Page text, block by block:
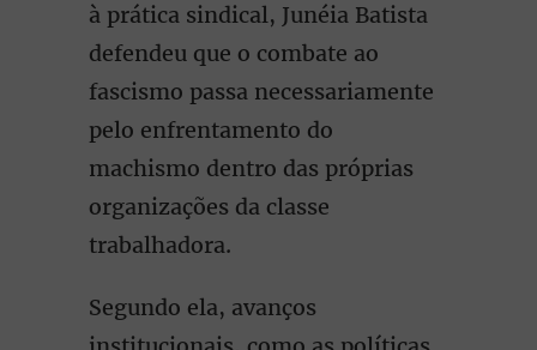
à prática sindical, Junéia Batista
defendeu que o combate ao
fascismo passa necessariamente
pelo enfrentamento do
machismo dentro das próprias
organizações da classe
trabalhadora.
Segundo ela, avanços